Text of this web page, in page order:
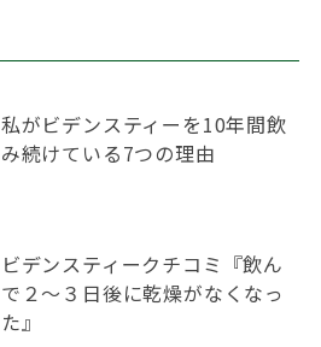
私がビデンスティーを10年間飲
み続けている7つの理由
ビデンスティークチコミ『飲ん
で２～３日後に乾燥がなくなっ
た』